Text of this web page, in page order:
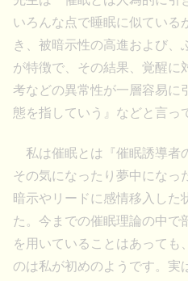
いろんな点で睡眠に似ている
き、被暗示性の高進および、
が特徴で、その結果、覚醒に
考などの異常性が一層容易に
態を指していう』などと言っ
私は催眠とは『催眠誘導者
その気になったり夢中になっ
暗示やリードに感情移入した
た。今までの催眠理論の中で
を用いていることはあっても
のは私が初めのようです。実